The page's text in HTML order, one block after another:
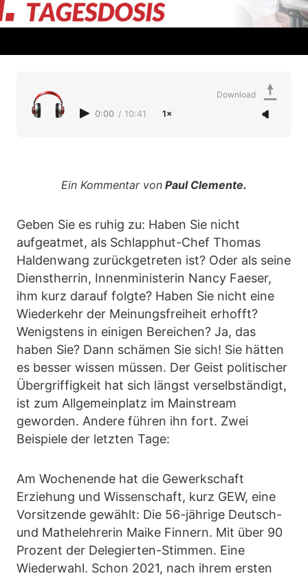
0:00 / 10:41 1×
Download
Ein Kommentar von Paul Clemente.
Geben Sie es ruhig zu: Haben Sie nicht
aufgeatmet, als Schlapphut-Chef Thomas
Haldenwang zurückgetreten ist? Oder als seine
Dienstherrin, Innenministerin Nancy Faeser,
ihm kurz darauf folgte? Haben Sie nicht eine
Wiederkehr der Meinungsfreiheit erhofft?
Wenigstens in einigen Bereichen? Ja, das
haben Sie? Dann schämen Sie sich! Sie hätten
es besser wissen müssen. Der Geist politischer
Übergriffigkeit hat sich längst verselbständigt,
ist zum Allgemeinplatz im Mainstream
geworden. Andere führen ihn fort. Zwei
Beispiele der letzten Tage:
Am Wochenende hat die Gewerkschaft
Erziehung und Wissenschaft, kurz GEW, eine
Vorsitzende gewählt: Die 56-jährige Deutsch-
und Mathelehrerin Maike Finnern. Mit über 90
Prozent der Delegierten-Stimmen. Eine
Wiederwahl. Schon 2021, nach ihrem ersten